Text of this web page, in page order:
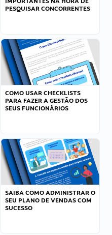
PESQUISAR CONCORRENTES
COMO USAR CHECKLISTS
PARA FAZER A GESTÃO DOS
SEUS FUNCIONÁRIOS
SAIBA COMO ADMINISTRAR O
SEU PLANO DE VENDAS COM
SUCESSO